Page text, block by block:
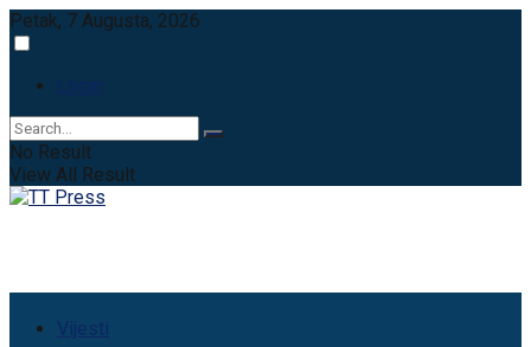
Petak, 7 Augusta, 2026
Login
No Result
View All Result
Vijesti